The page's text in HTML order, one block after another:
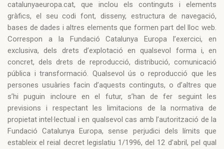
catalunyaeuropa.cat, que inclou els continguts i elements
gràfics, el seu codi font, disseny, estructura de navegació,
bases de dades i altres elements que formen part del lloc web.
Correspon a la Fundació Catalunya Europa l’exercici, en
exclusiva, dels drets d’explotació en qualsevol forma i, en
concret, dels drets de reproducció, distribució, comunicació
pública i transformació. Qualsevol ús o reproducció que les
persones usuàries facin d’aquests continguts, o d’altres que
s’hi puguin incloure en el futur, s’han de fer seguint les
previsions i respectant les limitacions de la normativa de
propietat intel·lectual i en qualsevol cas amb l’autorització de la
Fundació Catalunya Europa, sense perjudici dels límits que
estableix el reial decret legislatiu 1/1996, del 12 d’abril, pel qual